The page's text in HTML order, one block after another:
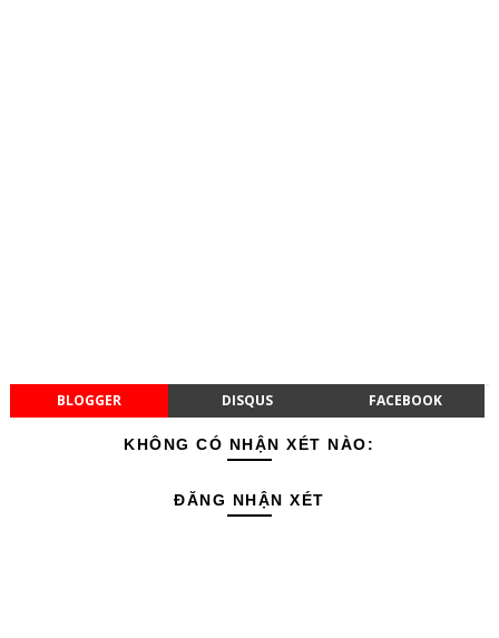
BLOGGER DISQUS FACEBOOK
KHÔNG CÓ NHẬN XÉT NÀO:
ĐĂNG NHẬN XÉT